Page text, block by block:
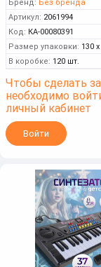
Бренд: Без бренда
Артикул: 2061994
Код: КА-00080391
Размер упаковки: 130
В коробке: 120 шт.
Чтобы сделать
необходимо
личный кабинет
Войти